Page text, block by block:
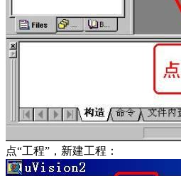
点“工程”，新建工程：